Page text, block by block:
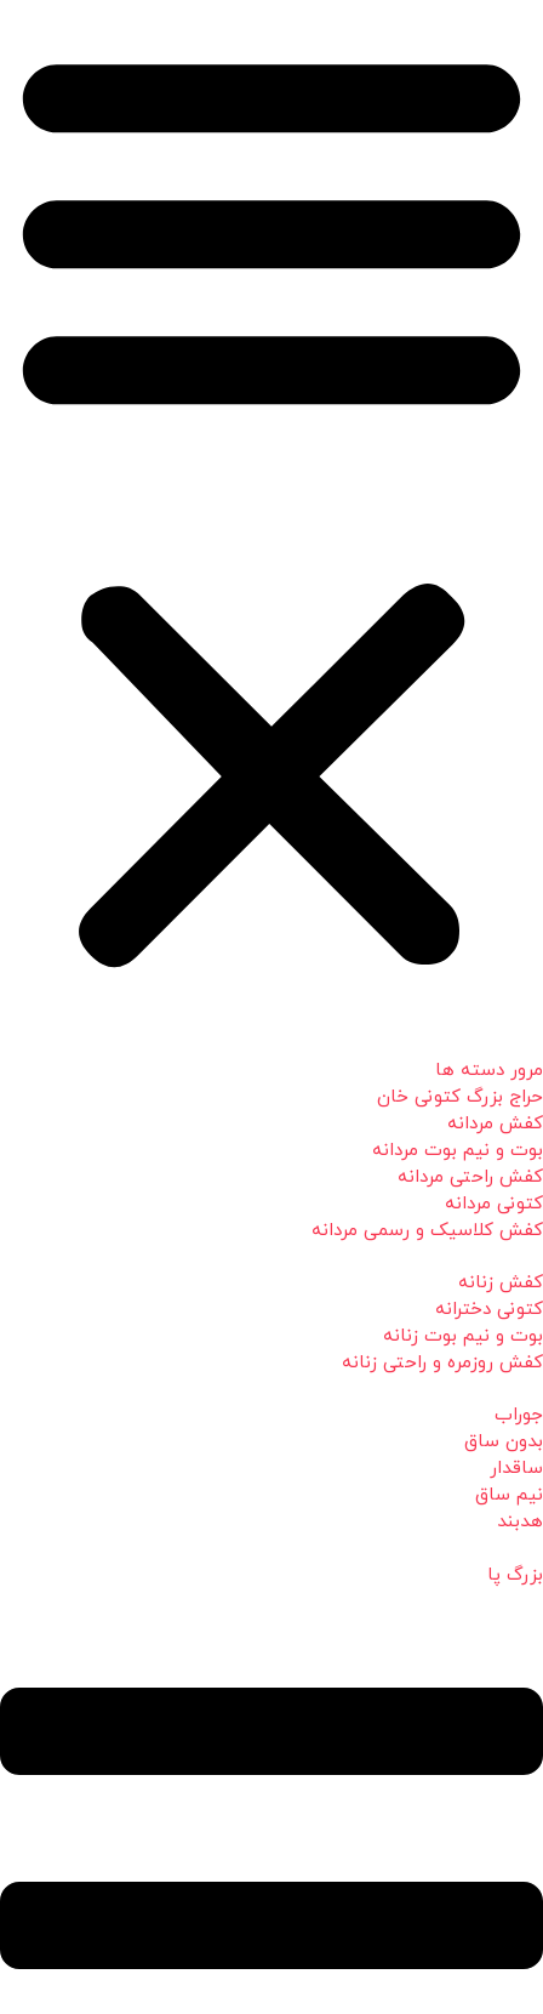
مرور دسته ها
حراج بزرگ کتونی خان
کفش مردانه
بوت و نیم بوت مردانه
کفش راحتی مردانه
کتونی مردانه
کفش کلاسیک و رسمی مردانه
کفش زنانه
کتونی دخترانه
بوت و نیم بوت زنانه
کفش روزمره و راحتی زنانه
جوراب
بدون ساق
ساقدار
نیم ساق
هدبند
بزرگ پا